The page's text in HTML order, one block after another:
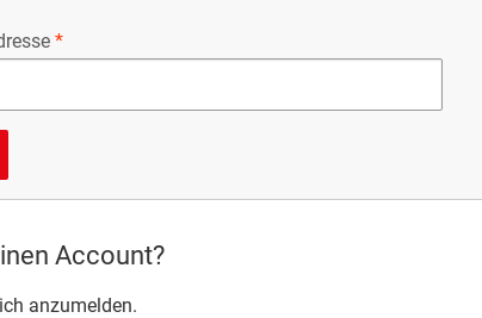
Account?
anzumelden.